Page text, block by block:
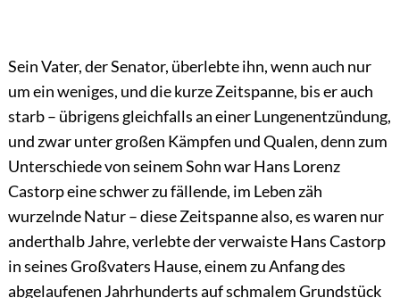
Sein Vater, der Senator, überlebte ihn, wenn auch nur
um ein weniges, und die kurze Zeitspanne, bis er auch
starb – übrigens gleichfalls an einer Lungenentzündung,
und zwar unter großen Kämpfen und Qualen, denn zum
Unterschiede von seinem Sohn war Hans Lorenz
Castorp eine schwer zu fällende, im Leben zäh
wurzelnde Natur – diese Zeitspanne also, es waren nur
anderthalb Jahre, verlebte der verwaiste Hans Castorp
in seines Großvaters Hause, einem zu Anfang des
abgelaufenen Jahrhunderts auf schmalem Grundstück